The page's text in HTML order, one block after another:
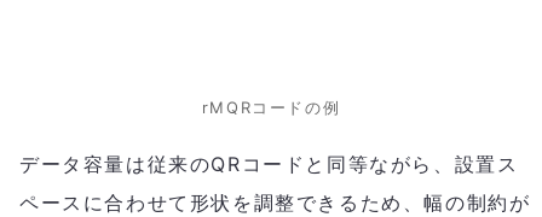
rMQRコードの例
データ容量は従来のQRコードと同等ながら、設置ス
ペースに合わせて形状を調整できるため、幅の制約が